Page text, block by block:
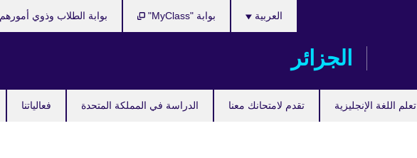
الجزائر
تعلم اللغة الإنجليزية تقدم لامتحانك معنا الدراسة في المملكة المتحدة فعالياتنا
العربية بوابة "MyClass" بوابة الطلاب وذوي أمورهم